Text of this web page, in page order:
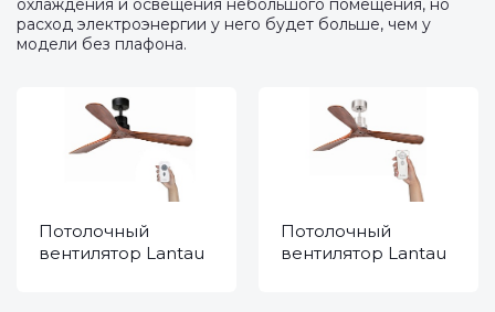
расход электроэнергии у него будет больше, чем у
модели без плафона.
Потолочный
вентилятор Lantau
Потолочный
вентилятор Lantau